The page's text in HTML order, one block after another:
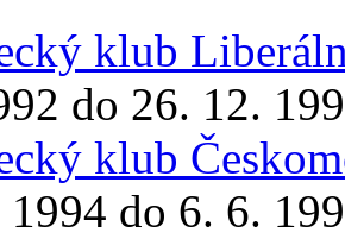
klub
do 26. 12.
klub
1994 do 6. 6.